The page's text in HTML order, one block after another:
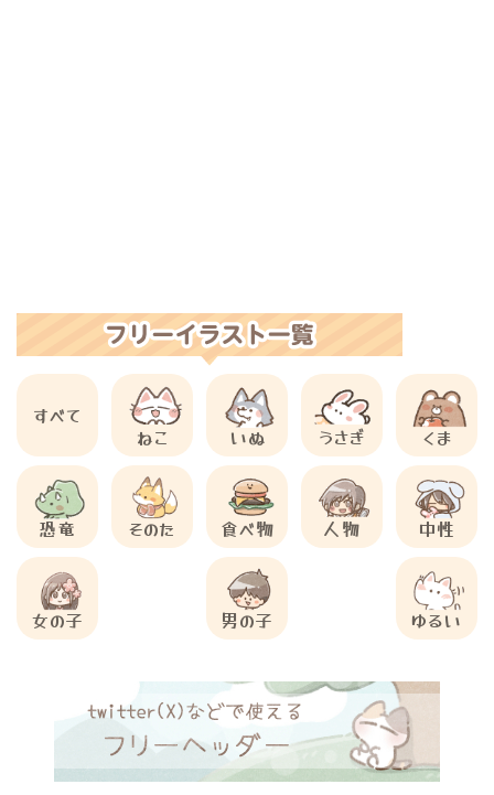
すべて
ねこ
いぬ うさぎ くま
恐竜 そのた 食べ物 人物 中性
女の子 男の子 ゆるい